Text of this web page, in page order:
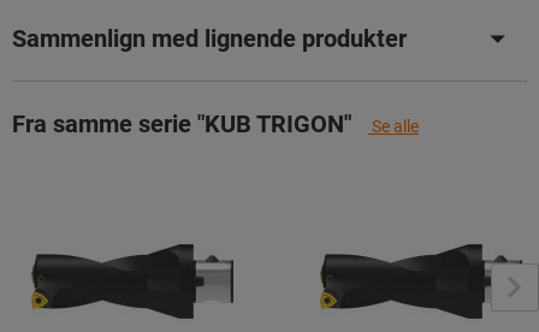
Sammenlign med lignende produkter
Fra samme serie "KUB TRIGON" Se alle